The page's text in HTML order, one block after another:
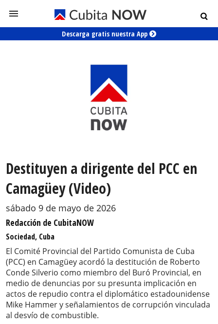
Descarga gratis nuestra App
Destituyen a dirigente del PCC en
Camagüey (Video)
sábado 9 de mayo de 2026
Redacción de CubitaNOW
Sociedad, Cuba
El Comité Provincial del Partido Comunista de Cuba
(PCC) en Camagüey acordó la destitución de Roberto
Conde Silverio como miembro del Buró Provincial, en
medio de denuncias por su presunta implicación en
actos de repudio contra el diplomático estadounidense
Mike Hammer y señalamientos de corrupción vinculada
al desvío de combustible.